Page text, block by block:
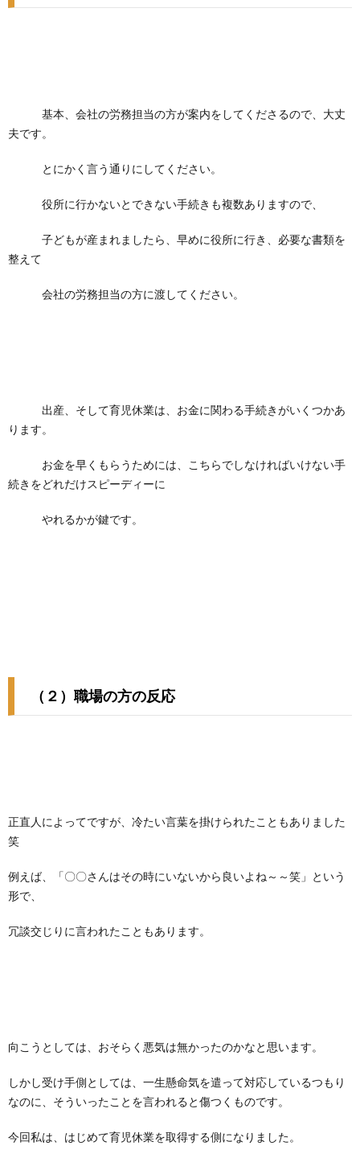
基本、会社の労務担当の方が案内をしてくださるので、大丈
夫です。
とにかく言う通りにしてください。
役所に行かないとできない手続きも複数ありますので、
子どもが産まれましたら、早めに役所に行き、必要な書類を
整えて
会社の労務担当の方に渡してください。
出産、そして育児休業は、お金に関わる手続きがいくつかあ
ります。
お金を早くもらうためには、こちらでしなければいけない手
続きをどれだけスピーディーに
やれるかが鍵です。
（２）職場の方の反応
正直人によってですが、冷たい言葉を掛けられたこともありました
笑
例えば、「〇〇さんはその時にいないから良いよね～～笑」という
形で、
冗談交じりに言われたこともあります。
向こうとしては、おそらく悪気は無かったのかなと思います。
しかし受け手側としては、一生懸命気を遣って対応しているつもり
なのに、そういったことを言われると傷つくものです。
今回私は、はじめて育児休業を取得する側になりました。